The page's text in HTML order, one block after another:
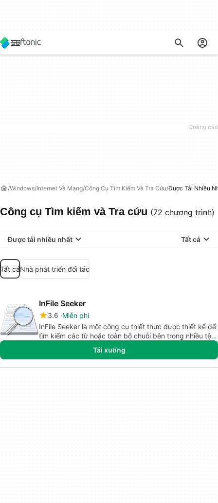
Windows Internet Và Mạng Công Cụ Tìm Kiếm Và Tra Cứu Được Tải Nhiều
Công cụ Tìm kiếm và Tra cứu (72 chương trình)
Được tải nhiều nhất Tất cả
Tất cảNhà phát triển đối tác
InFile Seeker
3.6 Miễn phí
InFile Seeker là một công cụ thiết thực được thiết kế để
tìm kiếm các từ hoặc toàn bộ chuỗi bên trong nhiều tệp
Tải xuống